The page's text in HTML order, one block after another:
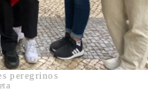
peregrinos